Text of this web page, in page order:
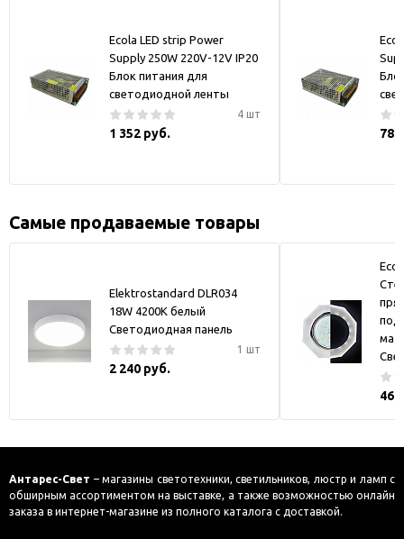
Ecola LED strip Power
Supply 250W 220V-12V IP20
Блок питания для
светодиодной ленты
4 шт
1 352 руб.
Самые продаваемые товары
Elektrostandard DLR034
18W 4200K белый
Светодиодная панель
1 шт
2 240 руб.
Антарес-Свет – магазины светотехники, светильников, люстр и ламп с
обширным ассортиментом на выставке, а также возможностью онлайн
заказа в интернет-магазине из полного каталога с доставкой.